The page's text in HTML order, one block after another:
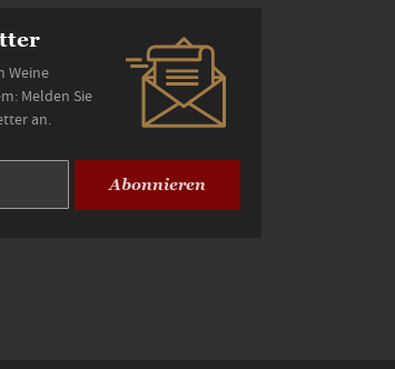
Weine
Melden Sie
an.
Abonnieren